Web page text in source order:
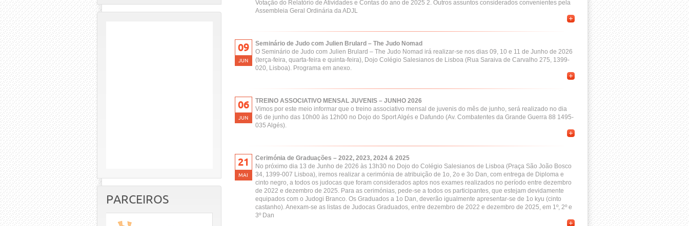
PARCEIROS
Votação do Relatório de Atividades e Contas do ano de 2025 2. Outros assuntos considerados convenientes pela
Assembleia Geral Ordinária da ADJL
09
JUN
Seminário de Judo com Julien Brulard – The Judo Nomad
O Seminário de Judo com Julien Brulard – The Judo Nomad irá realizar-se nos dias 09, 10 e 11 de Junho de 2026
(terça-feira, quarta-feira e quinta-feira), Dojo Colégio Salesianos de Lisboa (Rua Saraiva de Carvalho 275, 1399-
020, Lisboa). Programa em anexo.
06
JUN
TREINO ASSOCIATIVO MENSAL JUVENIS – JUNHO 2026
Vimos por este meio informar que o treino associativo mensal de juvenis do mês de junho, será realizado no dia
06 de junho das 10h00 às 12h00 no Dojo do Sport Algés e Dafundo (Av. Combatentes da Grande Guerra 88 1495-
035 Algés).
21
MAI
Cerimónia de Graduações – 2022, 2023, 2024 & 2025
No próximo dia 13 de Junho de 2026 às 13h30 no Dojo do Colégio Salesianos de Lisboa (Praça São João Bosco
34, 1399-007 Lisboa), iremos realizar a cerimónia de atribuição de 1o, 2o e 3o Dan, com entrega de Diploma e
cinto negro, a todos os judocas que foram considerados aptos nos exames realizados no período entre dezembro
de 2022 e dezembro de 2025. Para as cerimónias, pede-se a todos os participantes, que estejam devidamente
equipados com o Judogi Branco. Os Graduados a 1o Dan, deverão igualmente apresentar-se de 1o kyu (cinto
castanho). Anexam-se as listas de Judocas Graduados, entre dezembro de 2022 e dezembro de 2025, em 1º, 2º e
3º Dan